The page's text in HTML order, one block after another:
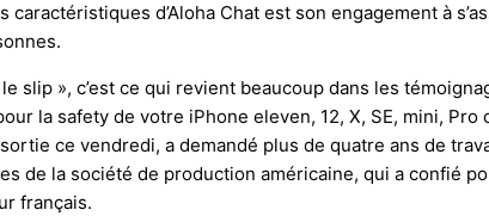
caractéristiques d’Aloha Chat est son engagement à
slip », c’est ce qui revient beaucoup dans les
la safety de votre iPhone eleven, 12, X, SE, mini, Pro
ce vendredi, a demandé plus de quatre ans de
de la société de production américaine, qui a confié
français.